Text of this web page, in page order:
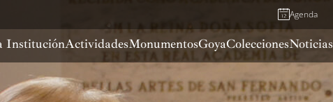
Agenda
InstituciónActividadesMonumentosGoyaColeccionesNoticias